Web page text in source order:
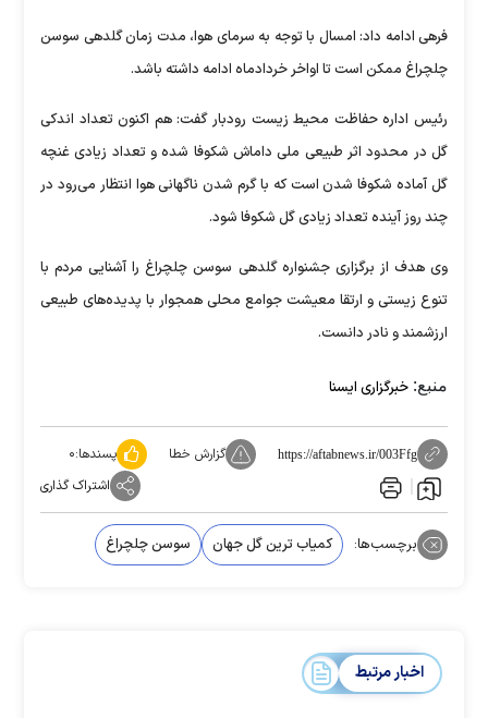
فرهی ادامه داد: امسال با توجه به سرمای هوا، مدت زمان گلدهی سوسن
چلچراغ ممکن است تا اواخر خردادماه ادامه داشته باشد.
رئیس اداره حفاظت محیط زیست رودبار گفت: هم اکنون تعداد اندکی
گل در محدود اثر طبیعی ملی داماش شکوفا شده و تعداد زیادی غنچه
گل آماده شکوفا شدن است که با گرم شدن ناگهانی هوا انتظار می‌رود در
چند روز آینده تعداد زیادی گل شکوفا شود.
وی هدف از برگزاری جشنواره گلدهی سوسن چلچراغ را آشنایی مردم با
تنوع زیستی و ارتقا معیشت جوامع محلی همجوار با پدیده‌های طبیعی
ارزشمند و نادر دانست.
منبع: خبرگزاری ایسنا
https://aftabnews.ir/003Ffg گزارش خطا پسندها:۰
اشتراک گذاری
برچسب‌ها: کمیاب ترین گل جهان سوسن چلچراغ
اخبار مرتبط